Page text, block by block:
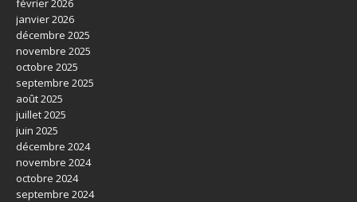
février 2026
janvier 2026
décembre 2025
novembre 2025
octobre 2025
septembre 2025
août 2025
juillet 2025
juin 2025
décembre 2024
novembre 2024
octobre 2024
septembre 2024